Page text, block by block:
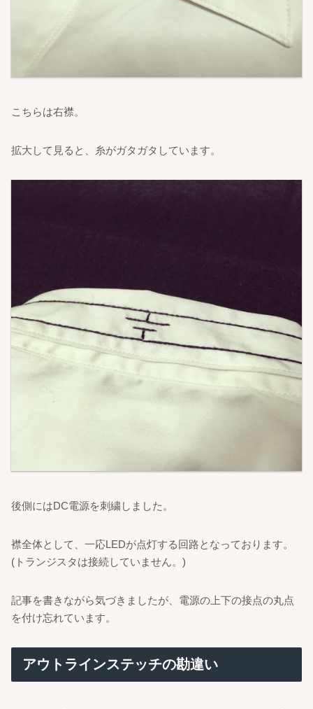
こちらは右襟。
拡大して見ると、糸がガタガタしています。
後側にはDC電源を刺繍しました。
襟全体として、一応LEDが点灯する回路となっております。
(トランジスタは接続していません。)
記事を書きながら気づきましたが、電源の上下の接点の丸点
を付け忘れています。
アウトラインステッチの勘違い